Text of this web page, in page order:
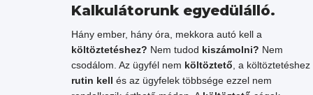
Kalkulátorunk egyedülálló.
Hány ember, hány óra, mekkora autó kell a
költöztetéshez? Nem tudod kiszámolni? Nem
csodálom. Az ügyfél nem költöztető , a költöztetéshez
rutin kell és az ügyfelek többsége ezzel nem